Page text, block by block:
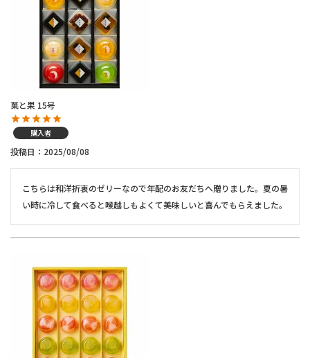
菓と果 15号
購入者
投稿日 2025/08/08
こちらは和洋折衷のゼリーなので年配のお友だちへ贈りました。夏の暑
い時に冷して食べると喉越しもよくて美味しいと喜んでもらえました。